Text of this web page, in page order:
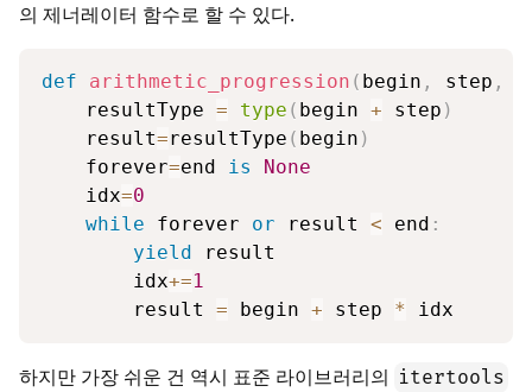
의 제너레이터 함수로 할 수 있다.
def arithmetic_progression ( begin , step ,
    resultType
= type ( begin + step )
    result
=resultType ( begin )
    forever
=end is
None
    idx
=0
while forever or result < end :
yield result
        idx
+=1
        result
= begin + step * idx
하지만 가장 쉬운 건 역시 표준 라이브러리의 itertools